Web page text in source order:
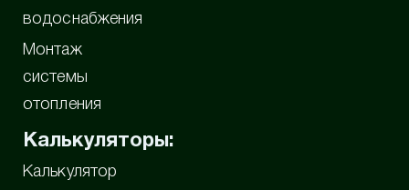
водоснабжения
Монтаж
системы
отопления
Калькуляторы:
Калькулятор